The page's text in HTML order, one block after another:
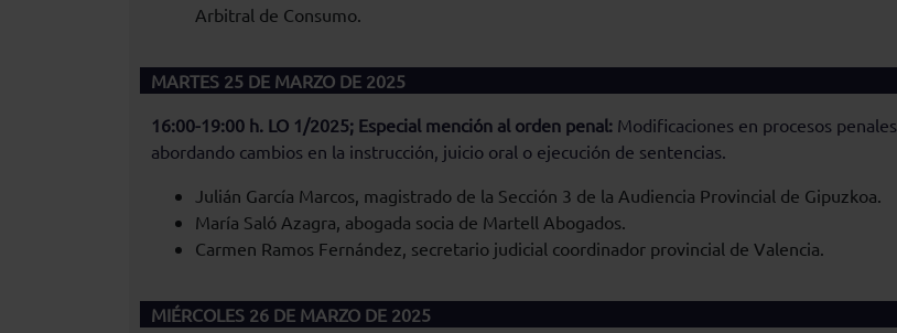
Arbitral de Consumo.
MARTES 25 DE MARZO DE 2025
16:00-19:00 h. LO 1/2025; Especial mención al orden penal: Modificaciones en procesos penales,
abordando cambios en la instrucción, juicio oral o ejecución de sentencias.
Julián García Marcos, magistrado de la Sección 3 de la Audiencia Provincial de Gipuzkoa.
María Saló Azagra, abogada socia de Martell Abogados.
Carmen Ramos Fernández, secretario judicial coordinador provincial de Valencia.
MIÉRCOLES 26 DE MARZO DE 2025